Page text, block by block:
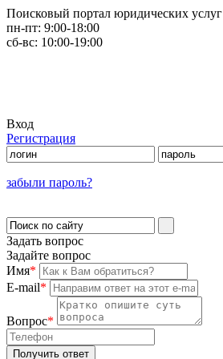
Поисковый портал юридических услуг
пн-пт: 9:00-18:00
сб-вс: 10:00-19:00
Вход
Регистрация
забыли пароль?
Задать вопрос
Задайте вопрос
Имя*
E-mail*
Вопрос*